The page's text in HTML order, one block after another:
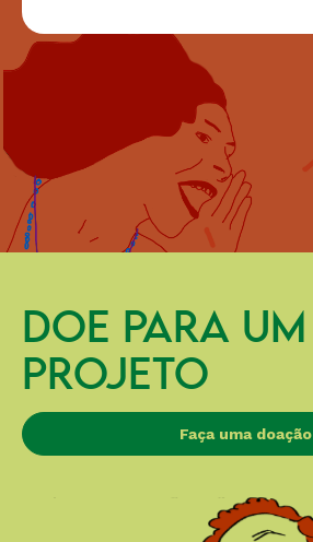
DOE PARA UM
PROJETO
Faça uma doação